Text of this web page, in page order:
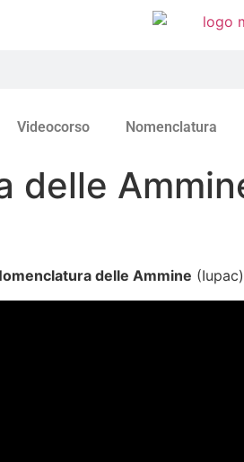
Videocorso Nomenclatura
delle
delle Ammine